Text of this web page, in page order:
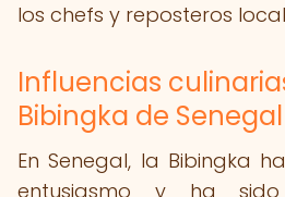
los chefs y reposteros
Influencias
Bibingka de Senegal
En Senegal, la Bibingka
entusiasmo y ha